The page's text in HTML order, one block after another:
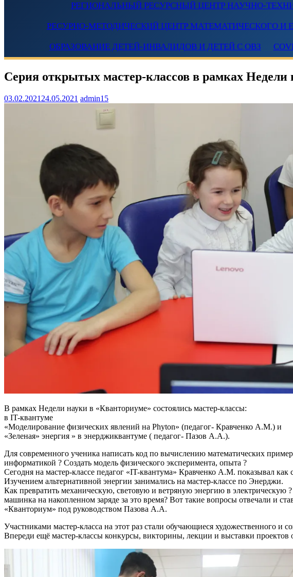
РЕГИОНАЛЬНЫЙ РЕСУРСНЫЙ ЦЕНТР НАУЧНО-
РЕСУРНО-МЕТОДИЧЕСКИЙ ЦЕНТР МАТЕМАТИЧЕСКОГО И
ОБРАЗОВАНИЕ ДЕТЕЙ-ИНВАЛИДОВ И ДЕТЕЙ С ОВЗ
Серия открытых мастер-классов в рамках Недели
03.02.2021 24.05.2021 admin15
В рамках Недели науки в «Кванториуме» состоялись мастер-классы:
в IT-квантуме
«Моделирование физических явлений на Phyton» (педагог- Кравченко А.М.) и
«Зеленая» энергия » в энерджиквантуме ( педагог- Пазов А.А.).
Для современного ученика написать код по вычислению математических
информатикой ? Создать модель физического эксперимента, опыта ?
Сегодня на мастер-классе педагог «IT-квантума» Кравченко А.М. показывал
Изучением альтернативной энергии занимались на мастер-классе по Энерджи.
Как превратить механическую, световую и ветряную энергию в электрическую
машинка на накопленном заряде за это время? Вот такие вопросы отвечали и
«Кванториум» под руководством Пазова А.А.
Участниками мастер-класса на этот раз стали обучающиеся художественного
Впереди ещё мастер-классы конкурсы, викторины, лекции и выставки проектов